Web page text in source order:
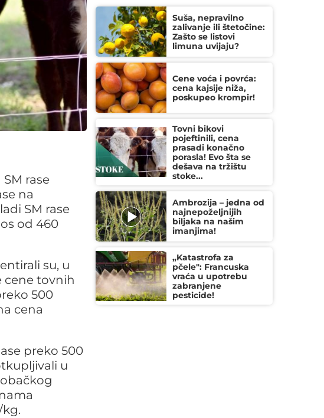
rase
na
SM rase
od 460
su, u
cene tovnih
500
cena
preko 500
u
Suša, nepravilno
zalivanje ili štetočine:
Zašto se listovi
limuna uvijaju?
Cene voća i povrća:
cena kajsije niža,
poskupeo krompir!
Tovni bikovi
pojeftinili, cena
prasadi konačno
porasla! Evo šta se
dešava na tržištu
stoke...
Ambrozija – jedna od
najnepoželjnijih
biljaka na našim
imanjima!
„Katastrofa za
pčele": Francuska
vraća u upotrebu
zabranjene
pesticide!